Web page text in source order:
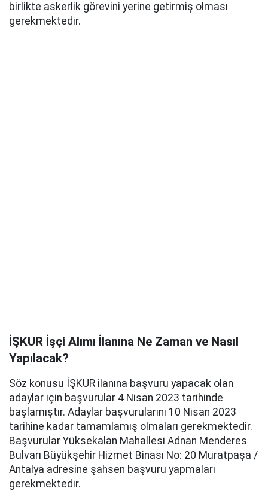
birlikte askerlik görevini yerine getirmiş olması
gerekmektedir.
İŞKUR İşçi Alımı İlanına Ne Zaman ve Nasıl
Yapılacak?
Söz konusu İŞKUR ilanına başvuru yapacak olan
adaylar için başvurular 4 Nisan 2023 tarihinde
başlamıştır. Adaylar başvurularını 10 Nisan 2023
tarihine kadar tamamlamış olmaları gerekmektedir.
Başvurular Yüksekalan Mahallesi Adnan Menderes
Bulvarı Büyükşehir Hizmet Binası No: 20 Muratpaşa /
Antalya adresine şahsen başvuru yapmaları
gerekmektedir.